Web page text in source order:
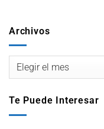
Archivos
Te Puede Interesar